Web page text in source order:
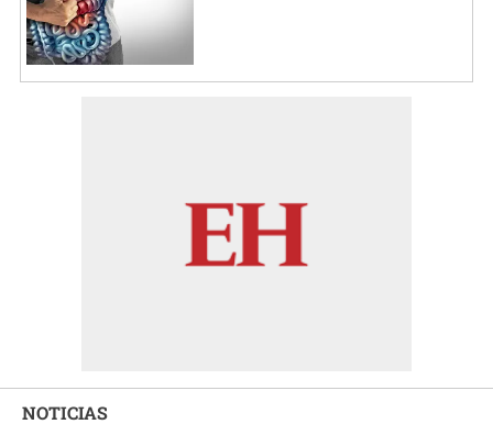
NOTICIAS